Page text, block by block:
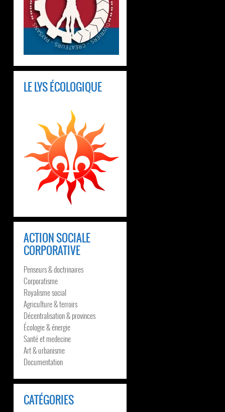
LE LYS ÉCOLOGIQUE
ACTION SOCIALE
CORPORATIVE
Penseurs & doctrinaires
Corporatisme
Royalisme social
Agriculture & terroirs
Décentralisation & provinces
Écologie & énergie
Santé et medecine
Art & urbanisme
Documentation
CATÉGORIES